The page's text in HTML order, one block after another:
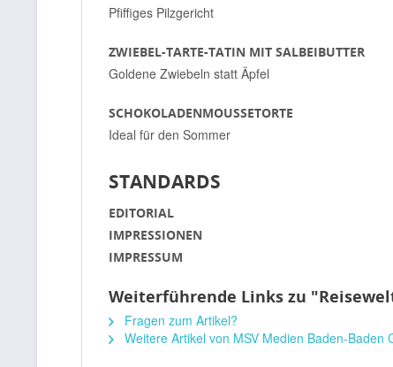
Pfiffiges Pilzgericht
ZWIEBEL-TARTE-TATIN MIT SALBEIBUTTER
Goldene Zwiebeln statt Äpfel
SCHOKOLADENMOUSSETORTE
Ideal für den Sommer
STANDARDS
EDITORIAL
IMPRESSIONEN
IMPRESSUM
Weiterführende Links zu
Fragen zum Artikel?
Weitere Artikel von MSV Medien Baden-Baden